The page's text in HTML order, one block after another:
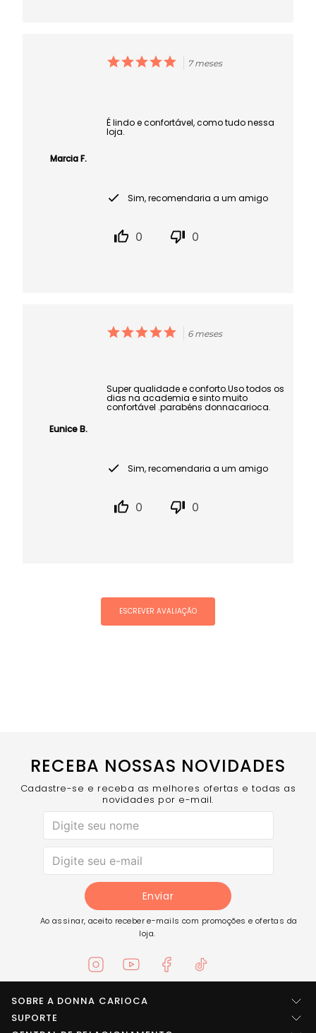
Marcia F.
7 meses
É lindo e confortável, como tudo nessa
loja.
Sim, recomendaria a um amigo
0 0
Eunice B.
6 meses
Super qualidade e conforto.Uso todos os
dias na academia e sinto muito
confortável .parabéns donnacarioca.
Sim, recomendaria a um amigo
0 0
ESCREVER AVALIAÇÃO
RECEBA NOSSAS NOVIDADES
Cadastre-se e receba as melhores ofertas e todas as
novidades por e-mail.
Enviar
Ao assinar, aceito receber e-mails com promoções e ofertas da
loja.
SOBRE A DONNA CARIOCA
Quem somos
SUPORTE